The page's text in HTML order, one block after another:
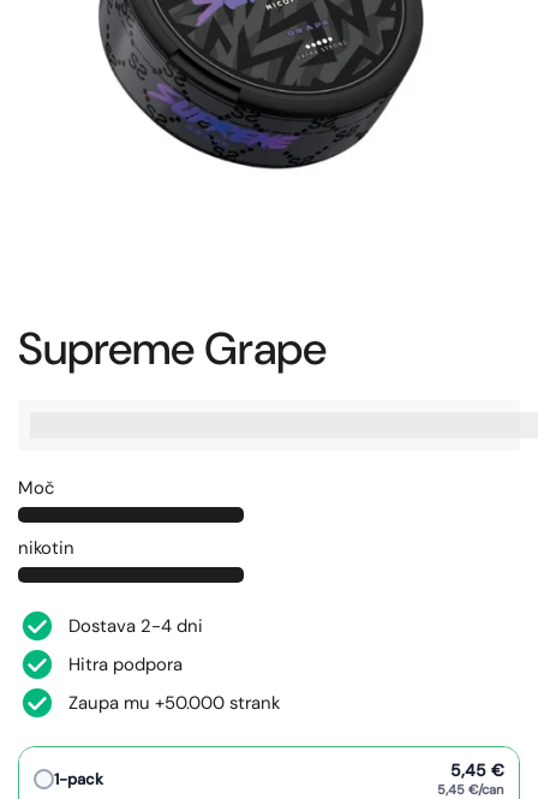
Supreme Grape
Moč
nikotin
Dostava 2-4 dni
Hitra podpora
Zaupa mu +50.000 strank
1-pack 5,45 €
5,45 €/can